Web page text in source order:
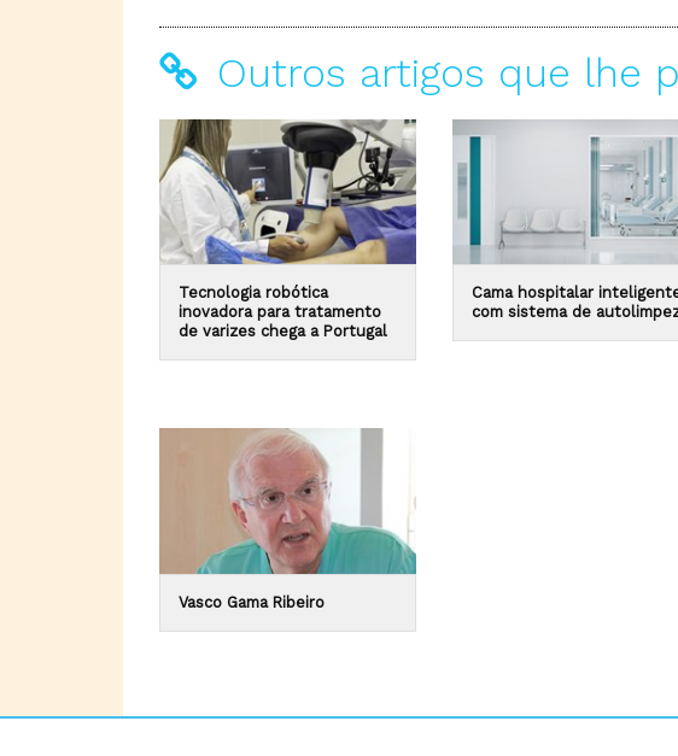
Outros artigos que lhe
Tecnologia robótica
inovadora para tratamento
de varizes chega a Portugal
Cama hospitalar
com sistema de
Vasco Gama Ribeiro